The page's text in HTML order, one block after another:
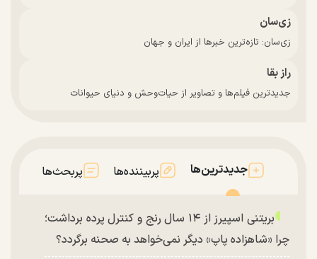
زی‌سان
زی‌سان: تازه‌ترین خبرها از ایران و جهان
راز بقا
جدیدترین فیلم‌ها و تصاویر از حیات‌وحش و دنیای حیوانات
جدیدترین‌ها پربیننده‌ها پربحث‌ها
بریتنی اسپیرز از ۱۴ سال رنج و کنترل پرده برداشت؛
چرا «شاهزاده پاپ» دیگر نمی‌خواهد به صحنه برگردد؟